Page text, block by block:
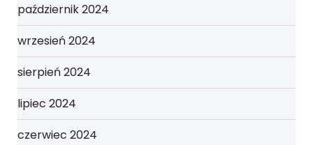
październik 2024
wrzesień 2024
sierpień 2024
lipiec 2024
czerwiec 2024